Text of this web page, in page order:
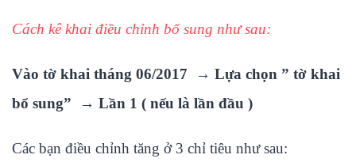
Cách kê khai điều chỉnh bổ sung như sau:
Vào tờ khai tháng 06/2017 → Lựa chọn ” tờ khai
bổ sung” → Lần 1 ( nếu là lần đầu )
Các bạn điều chỉnh tăng ở 3 chỉ tiêu như sau: